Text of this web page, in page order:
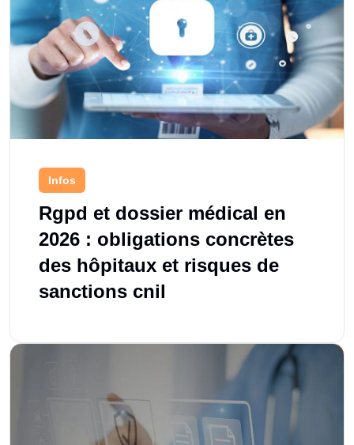
Infos
Rgpd et dossier médical en
2026 : obligations concrètes
des hôpitaux et risques de
sanctions cnil